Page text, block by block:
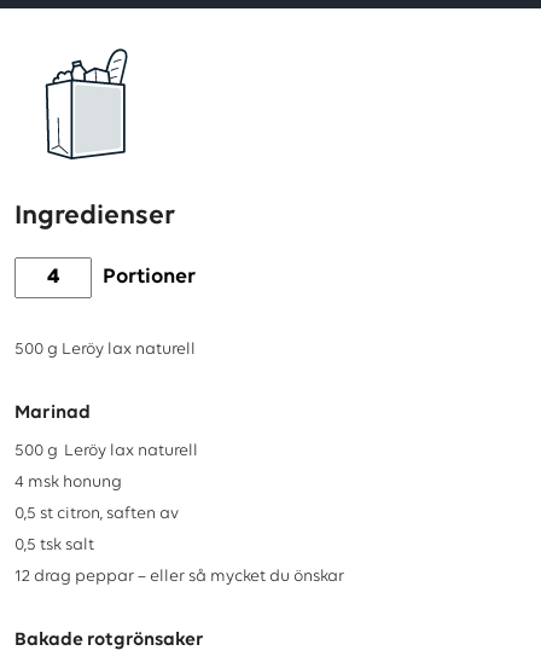
Ingredienser
Portioner
500 g Leröy lax naturell
Marinad
500 g Leröy lax naturell
4 msk honung
0,5 st citron, saften av
0,5 tsk salt
12 drag peppar – eller så mycket du önskar
Bakade rotgrönsaker